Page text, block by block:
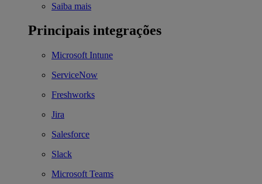
Saiba mais
Principais integrações
Microsoft Intune
ServiceNow
Freshworks
Jira
Salesforce
Slack
Microsoft Teams